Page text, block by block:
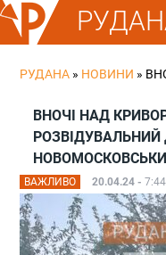
РУДАНА » НОВИНИ »
ВНОЧІ НАД
ВАЖЛИВО 20.04.24 - 7:44